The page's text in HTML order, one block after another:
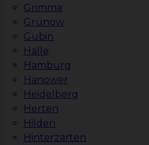
Grimma
Grünow
Gubin
Halle
Hamburg
Hanower
Heidelberg
Herten
Hilden
Hinterzarten